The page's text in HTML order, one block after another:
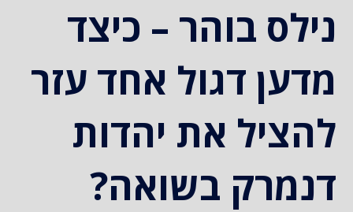
נילס בוהר – כיצד
מדען דגול אחד עזר
להציל את יהדות
דנמרק בשואה?